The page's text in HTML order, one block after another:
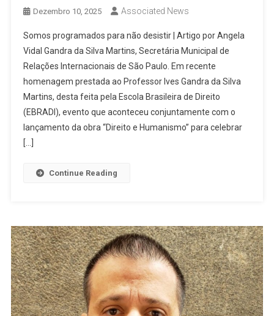
Dezembro 10, 2025 Associated News
Somos programados para não desistir | Artigo por Angela
Vidal Gandra da Silva Martins, Secretária Municipal de
Relações Internacionais de São Paulo. Em recente
homenagem prestada ao Professor Ives Gandra da Silva
Martins, desta feita pela Escola Brasileira de Direito
(EBRADI), evento que aconteceu conjuntamente com o
lançamento da obra “Direito e Humanismo” para celebrar
[…]
Continue Reading